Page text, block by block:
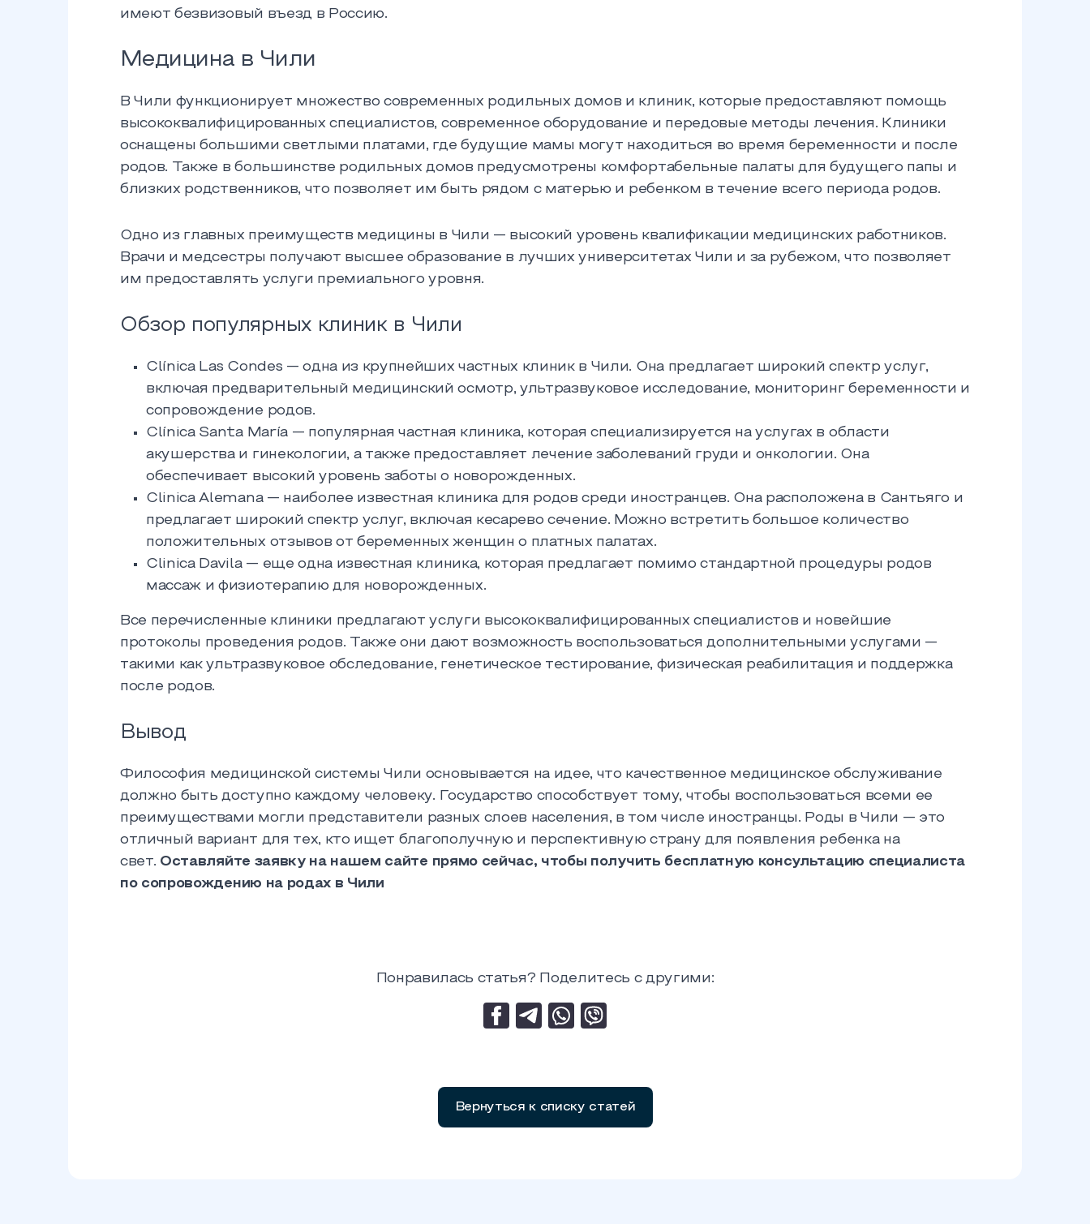
имеют безвизовый въезд в Россию.
Медицина в Чили
В Чили функционирует множество современных родильных домов и клиник, которые предоставляют помощь
высококвалифицированных специалистов, современное оборудование и передовые методы лечения. Клиники
оснащены большими светлыми платами, где будущие мамы могут находиться во время беременности и после
родов. Также в большинстве родильных домов предусмотрены комфортабельные палаты для будущего папы и
близких родственников, что позволяет им быть рядом с матерью и ребенком в течение всего периода родов.
Одно из главных преимуществ медицины в Чили — высокий уровень квалификации медицинских работников.
Врачи и медсестры получают высшее образование в лучших университетах Чили и за рубежом, что позволяет
им предоставлять услуги премиального уровня.
Обзор популярных клиник в Чили
Clínica Las Condes — одна из крупнейших частных клиник в Чили. Она предлагает широкий спектр услуг,
включая предварительный медицинский осмотр, ультразвуковое исследование, мониторинг беременности и
сопровождение родов.
Clínica Santa María — популярная частная клиника, которая специализируется на услугах в области
акушерства и гинекологии, а также предоставляет лечение заболеваний груди и онкологии. Она
обеспечивает высокий уровень заботы о новорожденных.
Clinica Alemana — наиболее известная клиника для родов среди иностранцев. Она расположена в Сантьяго и
предлагает широкий спектр услуг, включая кесарево сечение. Можно встретить большое количество
положительных отзывов от беременных женщин о платных палатах.
Clinica Davila — еще одна известная клиника, которая предлагает помимо стандартной процедуры родов
массаж и физиотерапию для новорожденных.
Все перечисленные клиники предлагают услуги высококвалифицированных специалистов и новейшие
протоколы проведения родов. Также они дают возможность воспользоваться дополнительными услугами —
такими как ультразвуковое обследование, генетическое тестирование, физическая реабилитация и поддержка
после родов.
Вывод
Философия медицинской системы Чили основывается на идее, что качественное медицинское обслуживание
должно быть доступно каждому человеку. Государство способствует тому, чтобы воспользоваться всеми ее
преимуществами могли представители разных слоев населения, в том числе иностранцы. Роды в Чили — это
отличный вариант для тех, кто ищет благополучную и перспективную страну для появления ребенка на
свет. Оставляйте заявку на нашем сайте прямо сейчас, чтобы получить бесплатную консультацию специалиста
по сопровождению на родах в Чили
Понравилась статья? Поделитесь с другими:
Вернуться к списку статей